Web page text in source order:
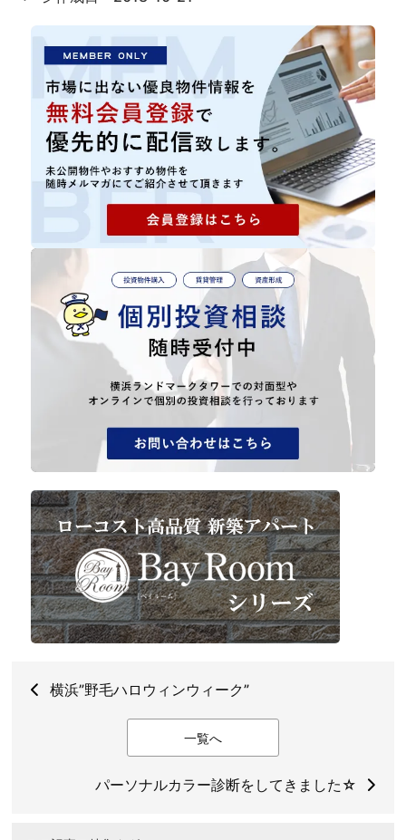
横浜”野毛ハロウィンウィーク”
一覧へ
パーソナルカラー診断をしてきました☆